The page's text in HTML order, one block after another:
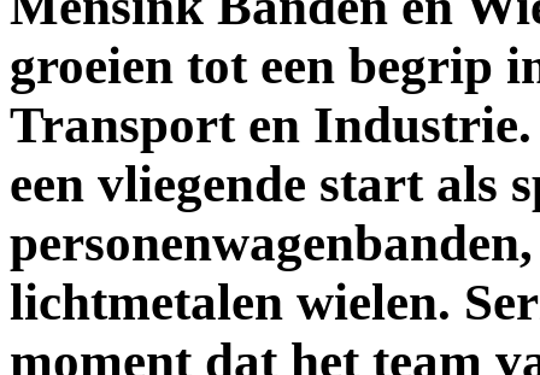
groeien tot een begrip
Transport en
een vliegende start als
lichtmetalen wielen.
moment dat het team